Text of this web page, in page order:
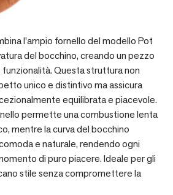
l’ampio fornello del modello Pot
del bocchino, creando un pezzo
Questa struttura non
unico e distintivo ma assicura
equilibrata e piacevole.
permette una combustione lenta
mentre la curva del bocchino
e naturale, rendendo ogni
di puro piacere. Ideale per gli
stile senza compromettere la